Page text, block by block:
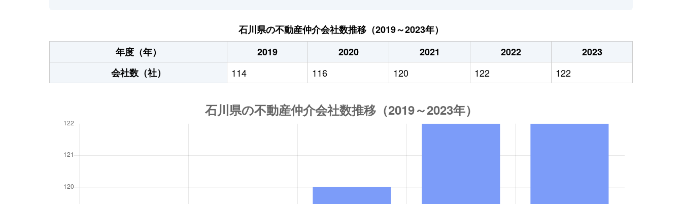
石川県の不動産仲介会社数推移（2019～2023年）
年度（年）
2019 2020 2021 2022
2023
会社数（社）
114 116 120 122 122